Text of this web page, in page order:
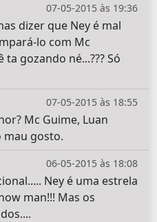
07-05-2015 às 19:36
dizer que Ney é mal
lo com Mc
ta gozando né...??? Só
07-05-2015 às 18:55
Mc Guime, Luan
mau gosto.
06-05-2015 às 18:08
Ney é uma estrela
man!!! Mas os